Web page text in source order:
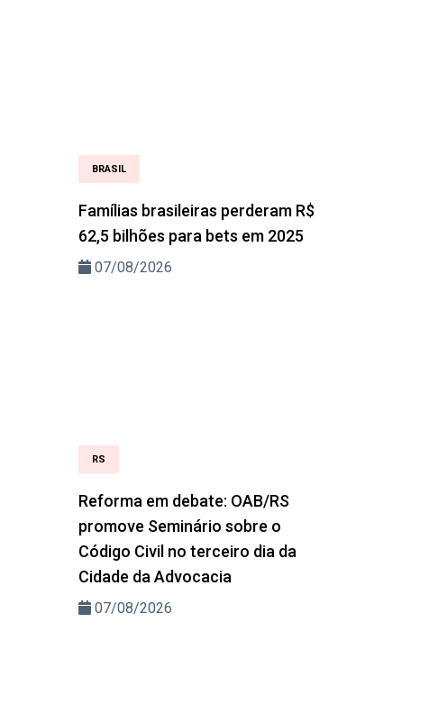
BRASIL
Famílias brasileiras perderam R$
62,5 bilhões para bets em 2025
07/08/2026
RS
Reforma em debate: OAB/RS
promove Seminário sobre o
Código Civil no terceiro dia da
Cidade da Advocacia
07/08/2026